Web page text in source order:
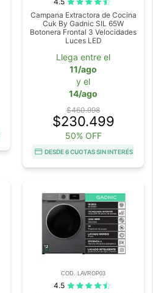
Campana Extractora de Cocina
Cuk By Gadnic SIL 65W
Botonera Frontal 3 Velocidades
Luces LED
Llega entre el
11/ago
y el
14/ago
$460.998
$230.499
50% OFF
DESDE 6 CUOTAS SIN INTERÉS
COD. LAVROP03
4.5